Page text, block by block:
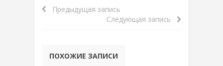
Предыдущая запись
Следующая запись
ПОХОЖИЕ ЗАПИСИ